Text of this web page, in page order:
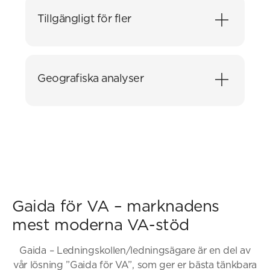
de försvunnit från Ledningskollen.se.
Tillgängligt för fler
gatuförvaltning eller kundtjänst, kan följa
Geografiska analyser
Gaida för VA – marknadens
mest moderna VA-stöd
Gaida – Ledningskollen/ledningsägare är en del av
vår lösning ”Gaida för VA”, som ger er bästa tänkbara